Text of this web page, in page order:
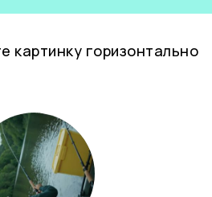
картинку горизонтально